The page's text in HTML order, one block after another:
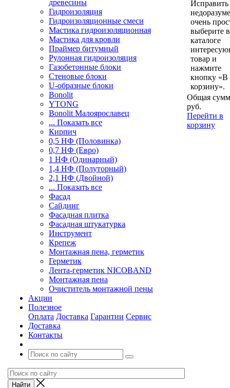
древесины
Гидроизоляция
Гидроизоляционные смеси
Мастика гидроизоляционная
Мастика для кровли
Праймер битумный
Рулонная гидроизоляция
Газобетонные блоки
Стеновые блоки
U-образные блоки
Bonolit
YTONG
Bonolit Малоярославец
... Показать все
Кирпич
0,5 НФ (Половинка)
0,7 НФ (Евро)
1 НФ (Одинарный)
1,4 НФ (Полуторный)
2,1 НФ (Двойной)
... Показать все
Фасад
Сайдинг
Фасадная плитка
Фасадная штукатурка
Инструмент
Крепеж
Монтажная пена, герметик
Герметик
Лента-герметик NICOBAND
Монтажная пена
Очиститель монтажной пены
Акции
Полезное
Оплата Доставка Гарантии Сервис
Доставка
Контакты
Исправить
очень
выберите в
каталоге
товар и
нажмите
кнопку «В
корзину».
Общая
руб.
Перейти в
корзину